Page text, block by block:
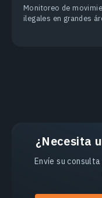
Monitoreo de
ilegales en grandes
¿Necesita
Envíe su